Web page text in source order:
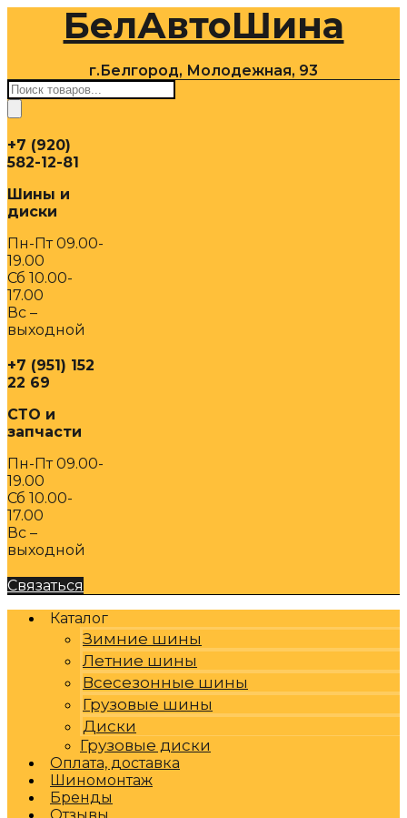
содержимомуБелАвтоШина
г.Белгород, Молодежная, 93
Поиск
товаров
+7 (920)
582-12-81
Шины и
диски
Пн-Пт 09.00-
19.00
Сб 10.00-
17.00
Вс –
выходной
+7 (951) 152
22 69
СТО и
запчасти
Пн-Пт 09.00-
19.00
Сб 10.00-
17.00
Вс –
выходной
Связаться
Каталог
Зимние шины
Летние шины
Всесезонные шины
Грузовые шины
Диски
Грузовые диски
Оплата, доставка
Шиномонтаж
Бренды